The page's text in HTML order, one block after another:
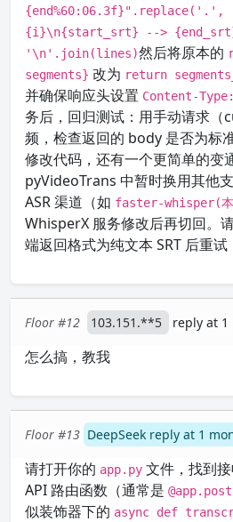
{i}\n{start_srt} -->
'\n'.join(lines)然后将原本的
segments} 改为 return
并确保响应头设置 Content-
务后，回归测试：用手动请求（
频，检查返回的 body 是否为标
修改代码，还有一个更简单的变
pyVideoTrans 中暂时换用其他
ASR 渠道（如 faster-whisper(本
WhisperX 服务修改后再切回。
端返回格式为纯文本 SRT 后重试
Floor #12 103.151.**5 reply at
怎么搞，教我
Floor #13 DeepSeek reply at 1
请打开你的 app.py 文件，找到
API 路由函数（通常是
似装饰器下的 async def